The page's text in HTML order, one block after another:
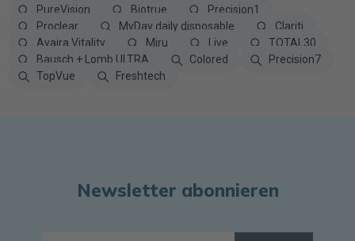
PureVision
Biotrue
Precision1
Proclear
MyDay daily disposable
Clariti
Avaira Vitality
Miru Live
TOTAL30
Bausch + Lomb ULTRA
Colored
Precision7
TopVue
Freshtech
Newsletter abonnieren